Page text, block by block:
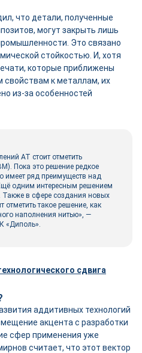
что детали, полученные
могут закрыть лишь
Это связано
стойкостью. И, хотя
которые приближены
свой­ствам к металлам, их
из-за особенностей
АТ стоит отметить
Пока это решение редкое
имеет ряд преимуществ над
одним интересным решением
Также в сфере создания новых
отметить такое решение, как
наполнения нитью», —
«Диполь».
аддитивных технологий
акцента с разработки
сфер применения уже
считает, что этот вектор